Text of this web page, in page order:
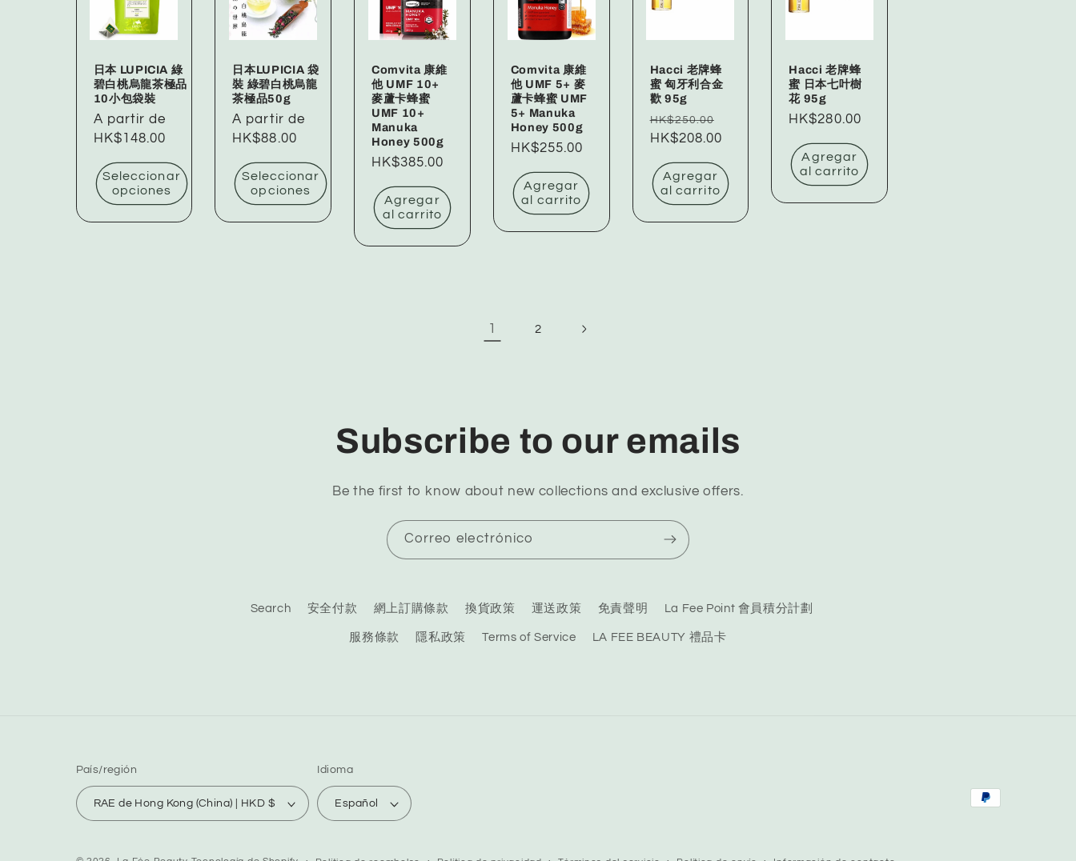
日本 LUPICIA 綠
碧白桃烏龍茶極品
10小包袋裝
Precio
habitual
A partir de
HK$148.00
Seleccionar
opciones
日本LUPICIA 袋
裝 綠碧白桃烏龍
茶極品50g
Precio
habitual
A partir de
HK$88.00
Seleccionar
opciones
Comvita 康維
他 UMF 10+
麥蘆卡蜂蜜
UMF 10+
Manuka
Honey 500g
Precio
HK$385.00
Agregar
al carrito
Comvita 康維
他 UMF 5+ 麥
蘆卡蜂蜜 UMF
5+ Manuka
Honey 500g
Precio
HK$255.00
Agregar
al carrito
Hacci 老牌蜂
蜜 匈牙利合金
歡 95g
Precio
habitual
HK$250.00
HK$208.00
Agregar
al carrito
Hacci 老牌蜂
蜜 日本七叶樹
花 95g
Precio
HK$280.00
Agregar
al carrito
1 2
Subscribe to our emails
Be the first to know about new collections and exclusive offers.
Correo electrónico
Search 安全付款 網上訂購條款 換貨政策 運送政策 免責聲明 La Fee Point 會員積分計劃
服務條款 隱私政策 Terms of Service LA FEE BEAUTY 禮品卡
País/región
RAE de Hong Kong (China) | HKD $
Idioma
Español
Formas